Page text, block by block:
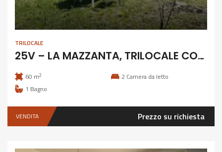
TRILOCALE
25V – LA MAZZANTA, TRILOCALE CON GIARDINO
60 m2 2 Camera da letto
1 Bagno
VENDITA Prezzo su richiesta